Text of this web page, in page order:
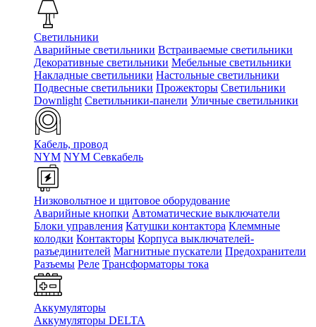
Светильники
Аварийные светильники Встраиваемые светильники
Декоративные светильники Мебельные светильники
Накладные светильники Настольные светильники
Подвесные светильники Прожекторы Светильники
Downlight Светильники-панели Уличные светильники
Кабель, провод
NYM NYM Севкабель
Низковольтное и щитовое оборудование
Аварийные кнопки Автоматические выключатели
Блоки управления Катушки контактора Клеммные
колодки Контакторы Корпуса выключателей-
разъединителей Магнитные пускатели Предохранители
Разъемы Реле Трансформаторы тока
Аккумуляторы
Аккумуляторы DELTA